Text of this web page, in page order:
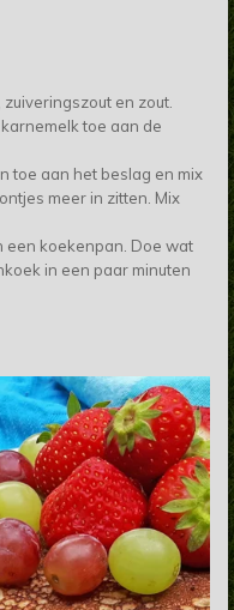
en zout.
toe aan de
toe aan het beslag en mix
meer in zitten. Mix
een koekenpan. Doe wat
in een paar minuten